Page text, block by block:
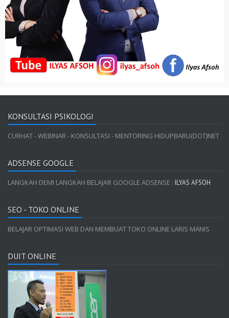
KONSULTASI PSIKOLOGI
CURHAT - WEBINAR - KONSULTASI - MENTORING HIDUPBARU(DOT)NET
ADSENSE GOOGLE
LANGKAH DEMI LANGKAH BELAJAR GOOGLE ADSENSE : ILYAS AFSOH
SEO - TOKO ONLINE
BELAJAR OPTIMASI WEB DAN MEMBUAT TOKO ONLINE LARIS MANIS
DUIT ONLINE